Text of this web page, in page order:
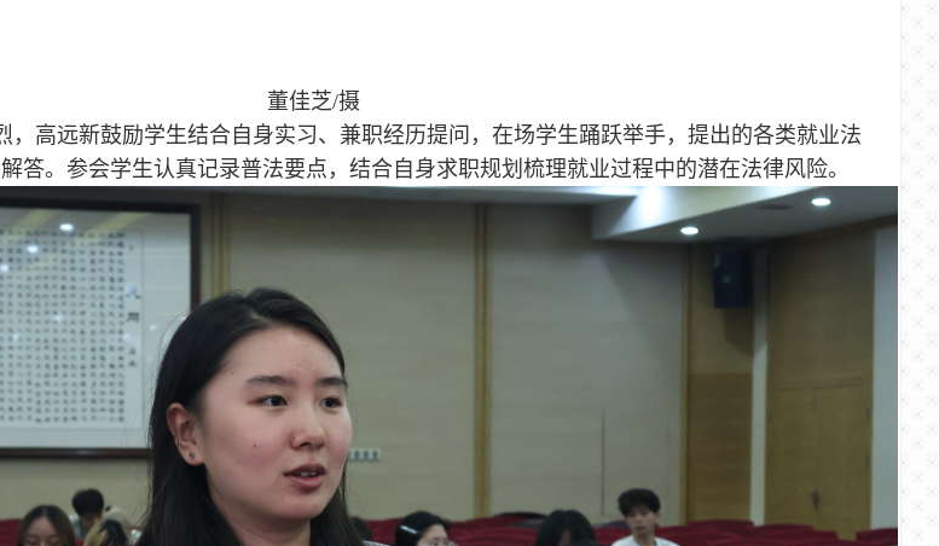
董佳芝/摄
，高远新鼓励学生结合自身实习、兼职经历提问，在场学生踊跃举手，提出的各类就业法
答。参会学生认真记录普法要点，结合自身求职规划梳理就业过程中的潜在法律风险。